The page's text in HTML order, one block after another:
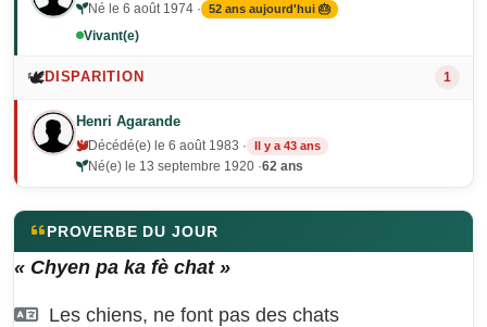
Né le 6 août 1974 · 52 ans aujourd'hui 🎂
Vivant(e)
🕊️DISPARITION 1
Henri Agarande
Décédé(e) le 6 août 1983 · Il y a 43 ans
Né(e) le 13 septembre 1920 ·62 ans
PROVERBE DU JOUR
« Chyen pa ka fè chat »
Les chiens, ne font pas des chats